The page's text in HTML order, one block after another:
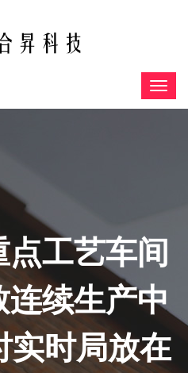
工艺车间
续生产中
实时局放在